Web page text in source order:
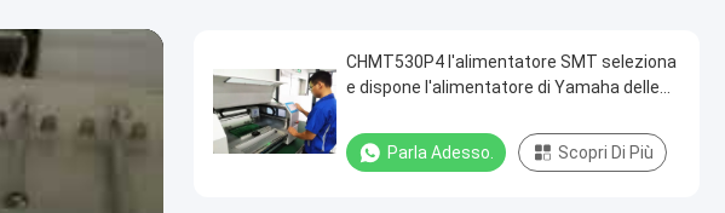
CHMT530P4 l'alimentatore SMT seleziona
e dispone l'alimentatore di Yamaha delle
Parla Adesso. Scopri Di Più